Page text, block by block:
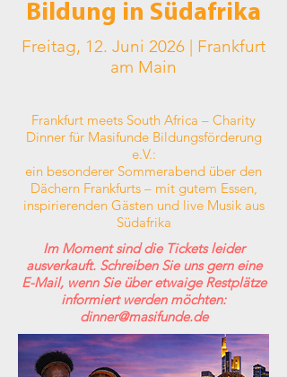
Bildung in Südafrika
Freitag, 12. Juni 2026 | Frankfurt
am Main
Frankfurt meets South Africa – Charity
Dinner für Masifunde Bildungsförderung
e.V.:
ein besonderer Sommerabend über den
Dächern Frankfurts – mit gutem Essen,
inspirierenden Gästen und live Musik aus
Südafrika
Im Moment sind die Tickets leider
ausverkauft. Schreiben Sie uns gern eine
E-Mail, wenn Sie über etwaige Restplätze
informiert werden möchten:
dinner@masifunde.de